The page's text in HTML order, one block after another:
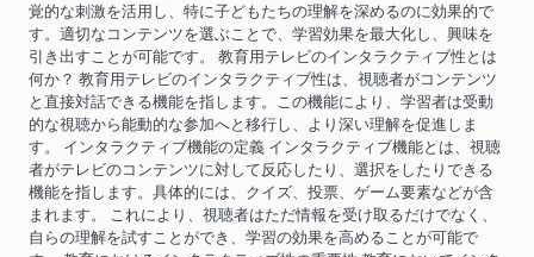
覚的な刺激を活用し、特に子どもたちの理解を深めるのに効果的で
す。適切なコンテンツを選ぶことで、学習効果を最大化し、興味を
引き出すことが可能です。 教育用テレビのインタラクティブ性とは
何か？ 教育用テレビのインタラクティブ性は、視聴者がコンテンツ
と直接対話できる機能を指します。この機能により、学習者は受動
的な視聴から能動的な参加へと移行し、より深い理解を促進しま
す。 インタラクティブ機能の定義 インタラクティブ機能とは、視聴
者がテレビのコンテンツに対して反応したり、選択をしたりできる
機能を指します。具体的には、クイズ、投票、ゲーム要素などが含
まれます。 これにより、視聴者はただ情報を受け取るだけでなく、
自らの理解を試すことができ、学習の効果を高めることが可能で